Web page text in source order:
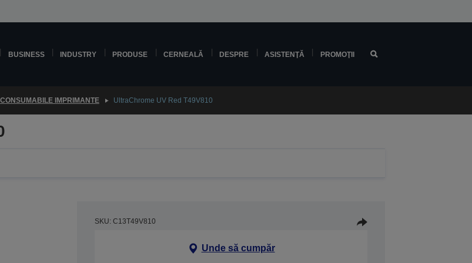
BUSINESS INDUSTRY PRODUSE CERNEALĂ DESPRE ASISTENŢĂ PROMOŢII
CONSUMABILE IMPRIMANTE UltraChrome UV Red T49V810
SKU: C13T49V810
Unde să cumpăr